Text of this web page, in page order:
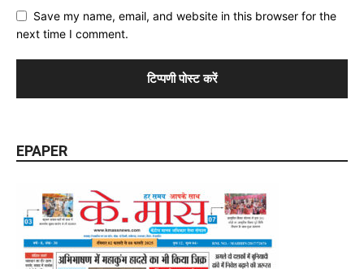
Save my name, email, and website in this browser for the
next time I comment.
EPAPER